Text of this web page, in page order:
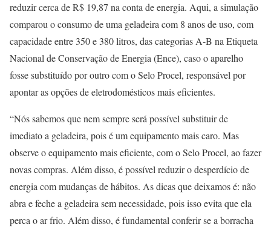
reduzir cerca de R$ 19,87 na conta de energia. Aqui, a simulação
comparou o consumo de uma geladeira com 8 anos de uso, com
capacidade entre 350 e 380 litros, das categorias A-B na Etiqueta
Nacional de Conservação de Energia (Ence), caso o aparelho
fosse substituído por outro com o Selo Procel, responsável por
apontar as opções de eletrodomésticos mais eficientes.
“Nós sabemos que nem sempre será possível substituir de
imediato a geladeira, pois é um equipamento mais caro. Mas
observe o equipamento mais eficiente, com o Selo Procel, ao fazer
novas compras. Além disso, é possível reduzir o desperdício de
energia com mudanças de hábitos. As dicas que deixamos é: não
abra e feche a geladeira sem necessidade, pois isso evita que ela
perca o ar frio. Além disso, é fundamental conferir se a borracha